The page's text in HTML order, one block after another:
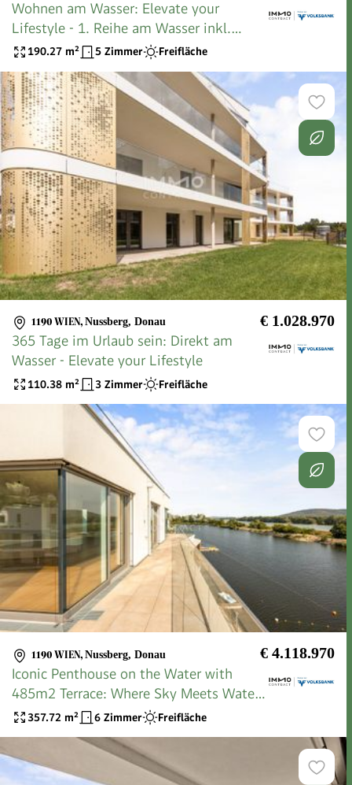
Wohnen am Wasser: Elevate your
Lifestyle - 1. Reihe am Wasser inkl.
Wellnessbereich
190.27 m² 5 Zimmer Freifläche
1190 WIEN, Nussberg, Donau € 1.028.970
365 Tage im Urlaub sein: Direkt am
Wasser - Elevate your Lifestyle
110.38 m² 3 Zimmer Freifläche
1190 WIEN, Nussberg, Donau € 4.118.970
Iconic Penthouse on the Water with
485m2 Terrace: Where Sky Meets Water -
Unbeatable View
357.72 m² 6 Zimmer Freifläche